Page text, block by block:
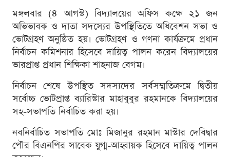
মঙ্গলবার (৪ আগস্ট) বিদ্যালয়ের অফিস কক্ষে ২১ জন
অভিভাবক ও দাতা সদস্যের উপস্থিতিতে অধিবেশন সভা ও
ভোটগ্রহণ অনুষ্ঠিত হয়। ভোটগ্রহণ ও গণনা কার্যক্রমে প্রধান
নির্বাচন কমিশনার হিসেবে দায়িত্ব পালন করেন বিদ্যালয়ের
ভারপ্রাপ্ত প্রধান শিক্ষিকা শাহনাজ বেগম।
নির্বাচন শেষে উপস্থিত সদস্যদের সর্বসম্মতিক্রমে দ্বিতীয়
সর্বোচ্চ ভোটপ্রাপ্ত ব্যারিস্টার মাহাবুবুর রহমানকে বিদ্যালয়ের
সহ-সভাপতি নির্বাচিত করা হয়।
নবনির্বাচিত সভাপতি মোঃ মিজানুর রহমান মাস্টার দেবিদ্বার
পৌর বিএনপির সাবেক যুগ্ম-আহ্বায়ক হিসেবে দায়িত্ব পালন